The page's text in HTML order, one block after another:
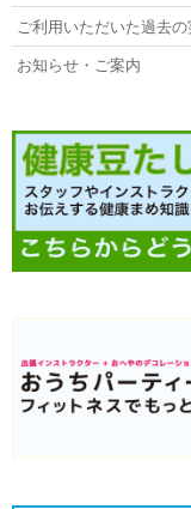
ご利用いただいた過去の
お知らせ・ご案内